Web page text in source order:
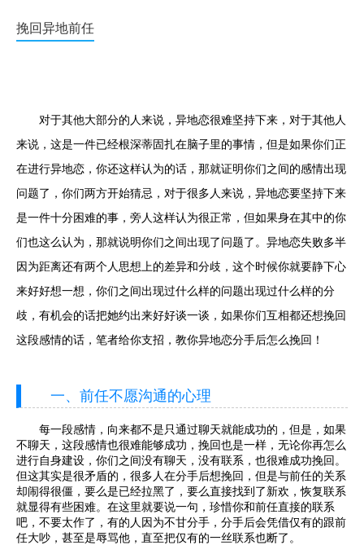
挽回异地前任
对于其他大部分的人来说，异地恋很难坚持下来，对于其他人
来说，这是一件已经根深蒂固扎在脑子里的事情，但是如果你们正
在进行异地恋，你还这样认为的话，那就证明你们之间的感情出现
问题了，你们两方开始猜忌，对于很多人来说，异地恋要坚持下来
是一件十分困难的事，旁人这样认为很正常，但如果身在其中的你
们也这么认为，那就说明你们之间出现了问题了。异地恋失败多半
因为距离还有两个人思想上的差异和分歧，这个时候你就要静下心
来好好想一想，你们之间出现过什么样的问题出现过什么样的分
歧，有机会的话把她约出来好好谈一谈，如果你们互相都还想挽回
这段感情的话，笔者给你支招，教你异地恋分手后怎么挽回！
一、前任不愿沟通的心理
每一段感情，向来都不是只通过聊天就能成功的，但是，如果
不聊天，这段感情也很难能够成功，挽回也是一样，无论你再怎么
进行自身建设，你们之间没有聊天，没有联系，也很难成功挽回。
但这其实是很矛盾的，很多人在分手后想挽回，但是与前任的关系
却闹得很僵，要么是已经拉黑了，要么直接找到了新欢，恢复联系
就显得有些困难。在这里就要说一句，珍惜你和前任直接的联系
吧，不要太作了，有的人因为不甘分手，分手后会凭借仅有的跟前
任大吵，甚至是辱骂他，直至把仅有的一丝联系也断了。